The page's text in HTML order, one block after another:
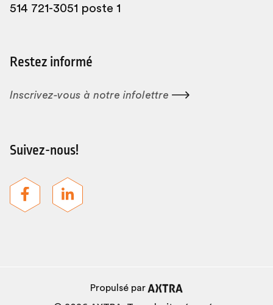
514 721-3051 poste 1
Restez informé
Inscrivez-vous à notre infolettre
Suivez-nous!
Propulsé par